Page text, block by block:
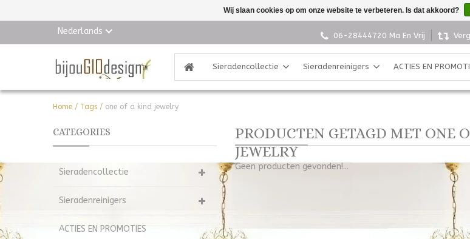
Nederlands 06-28444720 Ma En Vrij
Sieradencollectie Sieradenreinigers ACTIES EN
Home / Tags / one of a kind jewelry
CATEGORIES
Sieradencollectie
Sieradenreinigers
ACTIES EN PROMOTIES
PRODUCTEN GETAGD MET ONE
JEWELRY
Geen producten gevonden!...
Wij slaan cookies op om onze website te verbeteren. Is dat akkoord?